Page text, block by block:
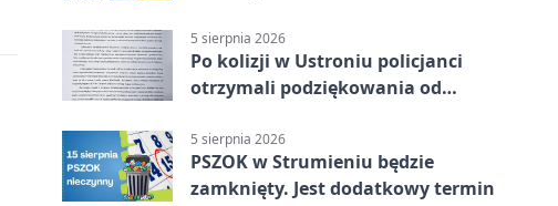
5 sierpnia 2026
Po kolizji w Ustroniu policjanci
otrzymali podziękowania od
5 sierpnia 2026
PSZOK w Strumieniu będzie
zamknięty. Jest dodatkowy termin